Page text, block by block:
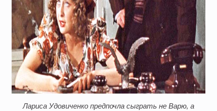
Лариса Удовиченко предпочла сыграть не Варю, а